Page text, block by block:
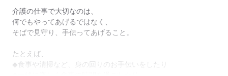
介護の仕事で大切なのは、
何でもやってあげるではなく、
そばで見守り、手伝ってあげること。
たとえば、
◆食事や清掃など、身の回りのお手伝いをしたり